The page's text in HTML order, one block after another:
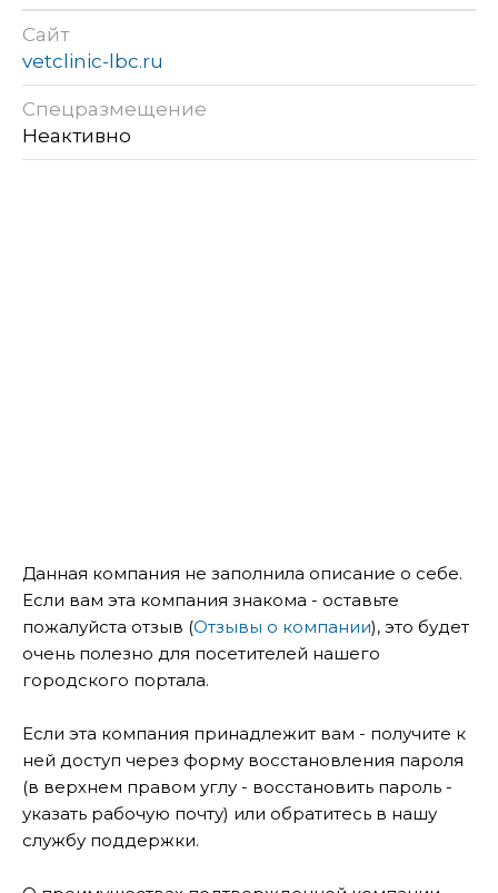
Сайт
vetclinic-lbc.ru
Спецразмещение
Неактивно
Данная компания не заполнила описание о себе.
Если вам эта компания знакома - оставьте
пожалуйста отзыв (Отзывы о компании), это будет
очень полезно для посетителей нашего
городского портала.
Если эта компания принадлежит вам - получите к
ней доступ через форму восстановления пароля
(в верхнем правом углу - восстановить пароль -
указать рабочую почту) или обратитесь в нашу
службу поддержки.